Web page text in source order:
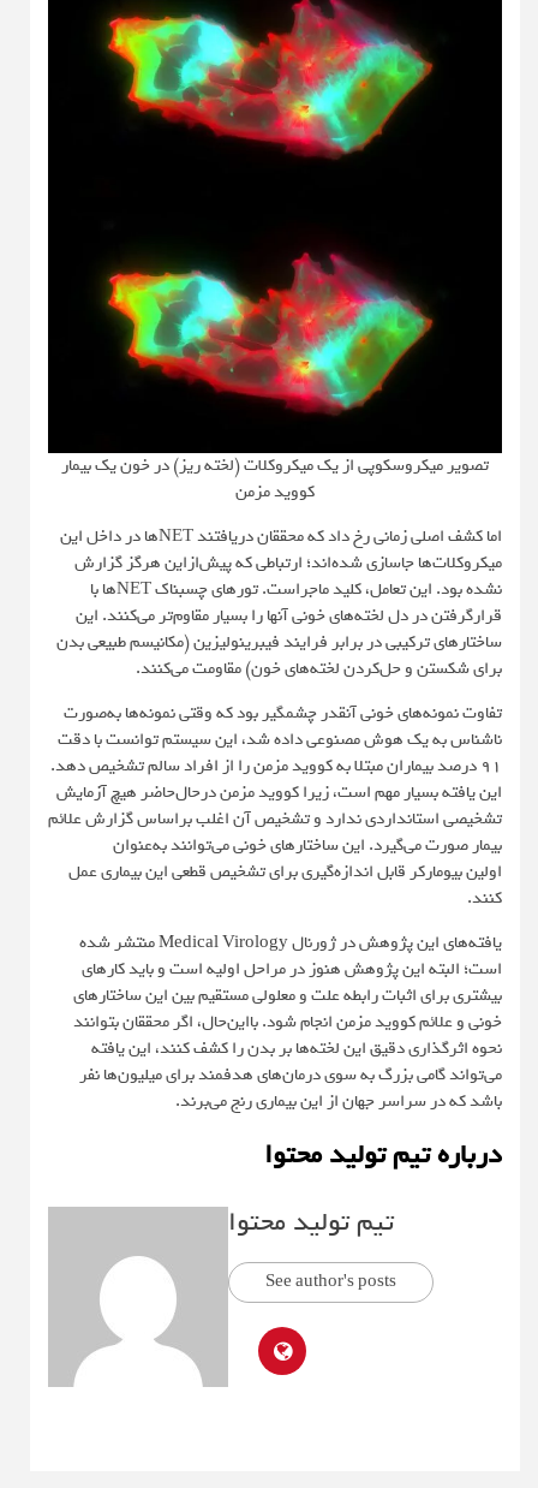
تصویر میکروسکوپی از یک میکروکلات (لخته ریز) در خون یک بیمار
کووید مزمن
اما کشف اصلی زمانی رخ داد که محققان دریافتند NETها در داخل این
میکروکلات‌ها جاسازی شده‌اند؛ ارتباطی که پیش‌ازاین هرگز گزارش
نشده بود. این تعامل، کلید ماجراست. تورهای چسبناک NETها با
قرارگرفتن در دل لخته‌های خونی آنها را بسیار مقاوم‌تر می‌کنند. این
ساختارهای ترکیبی در برابر فرایند فیبرینولیزین (مکانیسم طبیعی بدن
برای شکستن و حل‌کردن لخته‌های خون) مقاومت می‌کنند.
تفاوت نمونه‌های خونی آنقدر چشمگیر بود که وقتی نمونه‌ها به‌صورت
ناشناس به یک هوش مصنوعی داده شد، این سیستم توانست با دقت
۹۱ درصد بیماران مبتلا به کووید مزمن را از افراد سالم تشخیص دهد.
این یافته بسیار مهم است، زیرا کووید مزمن درحال‌حاضر هیچ آزمایش
تشخیصی استانداردی ندارد و تشخیص آن اغلب براساس گزارش علائم
بیمار صورت می‌گیرد. این ساختارهای خونی می‌توانند به‌عنوان
اولین بیومارکر قابل اندازه‌گیری برای تشخیص قطعی این بیماری عمل
کنند.
یافته‌های این پژوهش در ژورنالMedical Virologyمنتشر شده
است؛ البته این پژوهش هنوز در مراحل اولیه است و باید کارهای
بیشتری برای اثبات رابطه علت و معلولی مستقیم بین این ساختارهای
خونی و علائم کووید مزمن انجام شود. بااین‌حال، اگر محققان بتوانند
نحوه اثرگذاری دقیق این لخته‌ها بر بدن را کشف کنند، این یافته
می‌تواند گامی بزرگ به سوی درمان‌های هدفمند برای میلیون‌ها نفر
باشد که در سراسر جهان از این بیماری رنج می‌برند.
درباره تیم تولید محتوا
تیم تولید محتوا
See author's posts